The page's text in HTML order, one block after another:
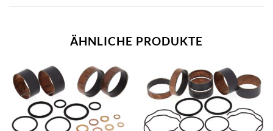
ÄHNLICHE PRODUKTE